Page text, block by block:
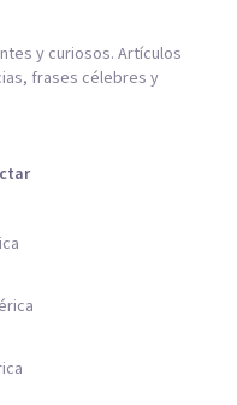
y curiosos. Artículos
frases célebres y